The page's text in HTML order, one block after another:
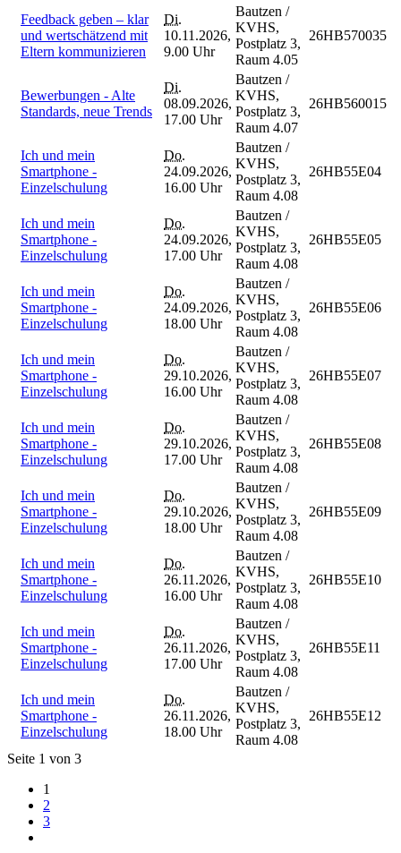
Feedback geben – klar
und wertschätzend mit
Eltern kommunizieren
Di.
10.11.2026,
9.00 Uhr
Bautzen /
KVHS,
Postplatz 3,
Raum 4.05
26HB570035
Bewerbungen - Alte
Standards, neue Trends
Di.
08.09.2026,
17.00 Uhr
Bautzen /
KVHS,
Postplatz 3,
Raum 4.07
26HB560015
Ich und mein
Smartphone -
Einzelschulung
Do.
24.09.2026,
16.00 Uhr
Bautzen /
KVHS,
Postplatz 3,
Raum 4.08
26HB55E04
Ich und mein
Smartphone -
Einzelschulung
Do.
24.09.2026,
17.00 Uhr
Bautzen /
KVHS,
Postplatz 3,
Raum 4.08
26HB55E05
Ich und mein
Smartphone -
Einzelschulung
Do.
24.09.2026,
18.00 Uhr
Bautzen /
KVHS,
Postplatz 3,
Raum 4.08
26HB55E06
Ich und mein
Smartphone -
Einzelschulung
Do.
29.10.2026,
16.00 Uhr
Bautzen /
KVHS,
Postplatz 3,
Raum 4.08
26HB55E07
Ich und mein
Smartphone -
Einzelschulung
Do.
29.10.2026,
17.00 Uhr
Bautzen /
KVHS,
Postplatz 3,
Raum 4.08
26HB55E08
Ich und mein
Smartphone -
Einzelschulung
Do.
29.10.2026,
18.00 Uhr
Bautzen /
KVHS,
Postplatz 3,
Raum 4.08
26HB55E09
Ich und mein
Smartphone -
Einzelschulung
Do.
26.11.2026,
16.00 Uhr
Bautzen /
KVHS,
Postplatz 3,
Raum 4.08
26HB55E10
Ich und mein
Smartphone -
Einzelschulung
Do.
26.11.2026,
17.00 Uhr
Bautzen /
KVHS,
Postplatz 3,
Raum 4.08
26HB55E11
Ich und mein
Smartphone -
Einzelschulung
Do.
26.11.2026,
18.00 Uhr
Bautzen /
KVHS,
Postplatz 3,
Raum 4.08
26HB55E12
Seite 1 von 3
1
2
3